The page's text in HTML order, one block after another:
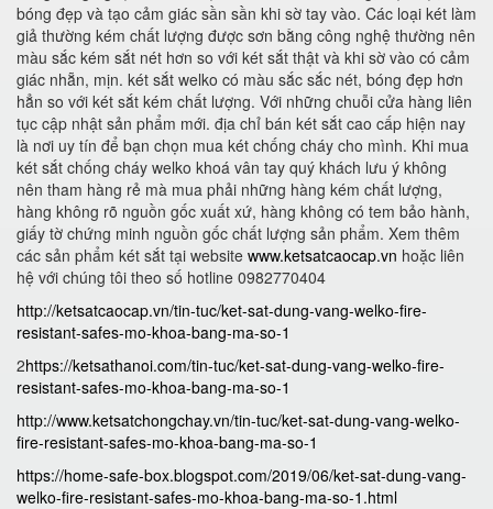
bóng đẹp và tạo cảm giác sần sần khi sờ tay vào. Các loại két làm
giả thường kém chất lượng được sơn bằng công nghệ thường nên
màu sắc kém sắt nét hơn so với két sắt thật và khi sờ vào có cảm
giác nhẵn, mịn. két sắt welko có màu sắc sắc nét, bóng đẹp hơn
hẳn so với két sắt kém chất lượng. Với những chuỗi cửa hàng liên
tục cập nhật sản phẩm mới. địa chỉ bán két sắt cao cấp hiện nay
là nơi uy tín để bạn chọn mua két chống cháy cho mình. Khi mua
két sắt chống cháy welko khoá vân tay quý khách lưu ý không
nên tham hàng rẻ mà mua phải những hàng kém chất lượng,
hàng không rõ nguồn gốc xuất xứ, hàng không có tem bảo hành,
giấy tờ chứng minh nguồn gốc chất lượng sản phẩm. Xem thêm
các sản phẩm két sắt tại website www.ketsatcaocap.vn hoặc liên
hệ với chúng tôi theo số hotline 0982770404
http://ketsatcaocap.vn/tin-tuc/ket-sat-dung-vang-welko-fire-
resistant-safes-mo-khoa-bang-ma-so-1
2https://ketsathanoi.com/tin-tuc/ket-sat-dung-vang-welko-fire-
resistant-safes-mo-khoa-bang-ma-so-1
http://www.ketsatchongchay.vn/tin-tuc/ket-sat-dung-vang-welko-
fire-resistant-safes-mo-khoa-bang-ma-so-1
https://home-safe-box.blogspot.com/2019/06/ket-sat-dung-vang-
welko-fire-resistant-safes-mo-khoa-bang-ma-so-1.html